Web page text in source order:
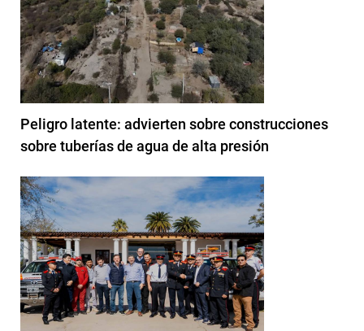
Peligro latente: advierten sobre construcciones
sobre tuberías de agua de alta presión